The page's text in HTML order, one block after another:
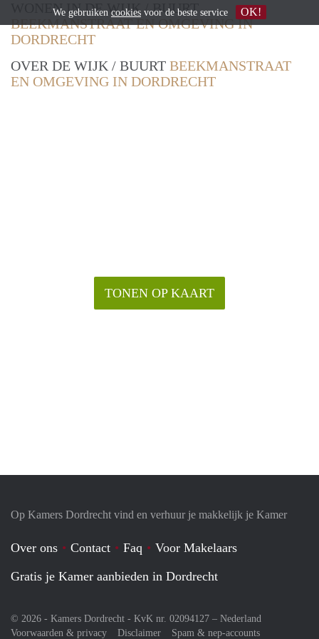
WONEN IN DE WIJK / BUURT
BEEKMANSTRAAT EN OMGEVING IN
DORDRECHT
OVER DE WIJK / BUURT BEEKMANSTRAAT
EN OMGEVING IN DORDRECHT
TONEN OP KAART
Op Kamers Dordrecht vind en verhuur je makkelijk je Kamer
Over ons Contact Faq
Voor Makelaars
Gratis je Kamer aanbieden in Dordrecht
© 2026 - Kamers Dordrecht - KvK nr. 02094127 – Nederland
Voorwaarden & privacy
Disclaimer Spam & nep-accounts
We gebruiken cookies voor de beste service OK!